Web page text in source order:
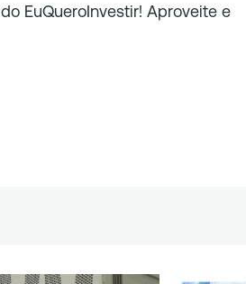
do EuQueroInvestir! Aproveite e